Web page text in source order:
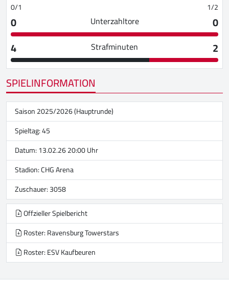
0/1 1/2
0 Unterzahltore
0
4
Strafminuten
2
SPIELINFORMATION
Saison 2025/2026 (Hauptrunde)
Spieltag: 45
Datum: 13.02.26 20:00 Uhr
Stadion:CHG Arena
Zuschauer: 3058
Offzieller Spielbericht
Roster: Ravensburg Towerstars
Roster: ESV Kaufbeuren